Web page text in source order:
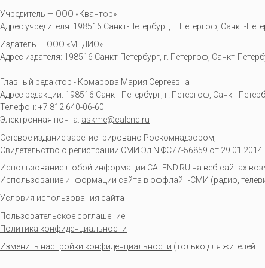
Учредитель — ООО «Квантор»
Адрес учредителя: 198516 Санкт-Петербург, г. Петергоф, Санкт-
Издатель — ООО «МЕДИО»
Адрес издателя: 198516 Санкт-Петербург, г. Петергоф, Санкт-
Главный редактор - Комарова Мария Сергеевна
Адрес редакции: 198516 Санкт-Петербург, г. Петергоф Санкт-
Телефон: +7 812 640-06-60
Электронная почта: askme@calend.ru
Сетевое издание зарегистрировано Роскомнадзором,
Свидетельство о регистрации СМИ Эл.N ФС77-56859 от 29.01.2014
Использование любой информации CALEND.RU на веб-сайтах
Использование информации сайта в оффлайн-СМИ (радио,
Условия использования сайта
Пользовательское соглашение
Политика конфиденциальности
Изменить настройки конфиденциальности (только для жителей